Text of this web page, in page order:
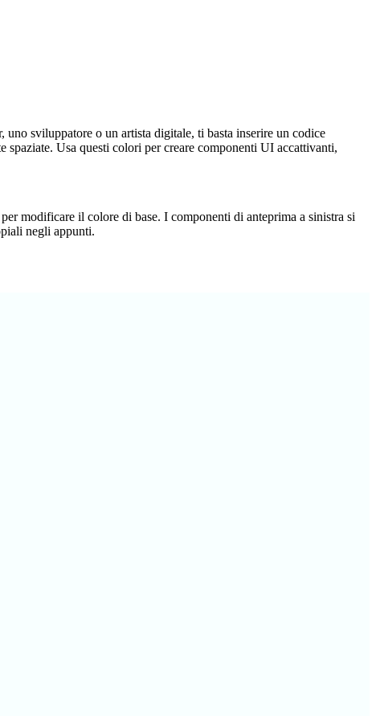
uno sviluppatore o un artista digitale, ti basta inserire un codice
spaziate. Usa questi colori per creare componenti UI accattivanti,
modificare il colore di base. I componenti di anteprima a sinistra si
negli appunti.